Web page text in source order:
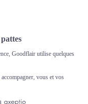
scientifiques
(c’est-à-
durant ces